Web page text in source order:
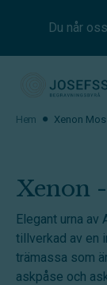
Du når
Hem Xenon
Xenon
Elegant urna av
tillverkad av en
trämassa som
askpåse och